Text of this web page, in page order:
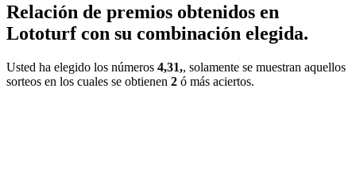
Relación de premios obtenidos en
Lototurf con su combinación elegida.
Usted ha elegido los números 4,31,, solamente se muestran aquellos
sorteos en los cuales se obtienen 2 ó más aciertos.